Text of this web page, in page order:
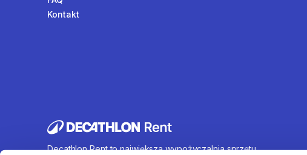
Kontakt
Decathlon Rent to największa wypożyczalnia sprzętu